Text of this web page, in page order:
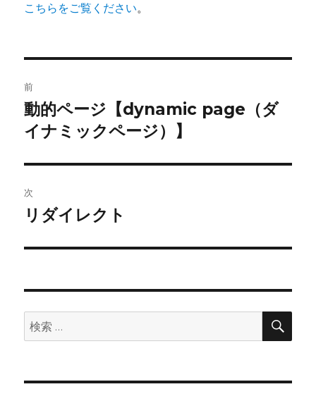
こちらをご覧ください。
稿
ナ
ビ
ゲ
ー
シ
ン
前
前
の
稿:
動的ページ【dynamic page（ダ
イナミックページ）】
次
次
リダイレクト
検
索:
検